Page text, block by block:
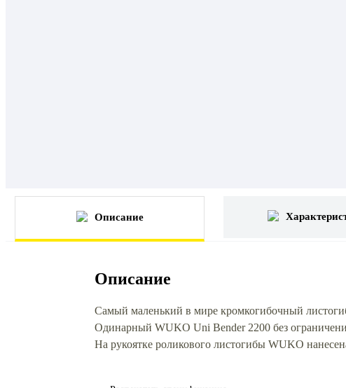
Описание
Описание
Самый маленький в мире кромкогибочный
Одинарный WUKO Uni Bender 2200 без
На рукоятке роликового листогибы WUKO